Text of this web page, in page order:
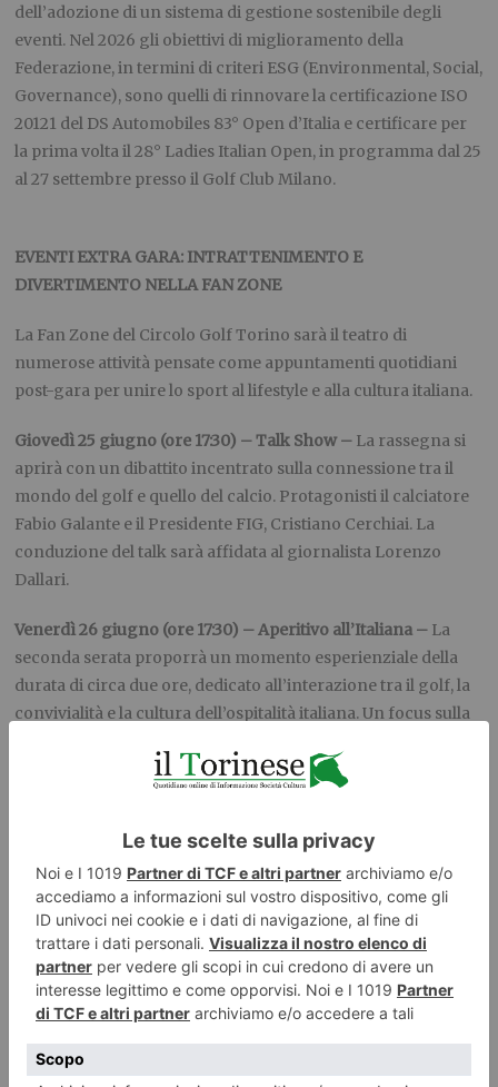
dell’adozione di un sistema di gestione sostenibile degli
eventi. Nel 2026 gli obiettivi di miglioramento della
Federazione, in termini di criteri ESG (Environmental, Social,
Governance), sono quelli di rinnovare la certificazione ISO
20121 del DS Automobiles 83° Open d’Italia e certificare per
la prima volta il 28° Ladies Italian Open, in programma dal 25
al 27 settembre presso il Golf Club Milano.
EVENTI EXTRA GARA: INTRATTENIMENTO E
DIVERTIMENTO NELLA FAN ZONE
La Fan Zone del Circolo Golf Torino sarà il teatro di
numerose attività pensate come appuntamenti quotidiani
post-gara per unire lo sport al lifestyle e alla cultura italiana.
Giovedì 25 giugno (ore 17:30) – Talk Show – La rassegna si
aprirà con un dibattito incentrato sulla connessione tra il
mondo del golf e quello del calcio. Protagonisti il calciatore
Fabio Galante e il Presidente FIG, Cristiano Cerchiai. La
conduzione del talk sarà affidata al giornalista Lorenzo
Dallari.
Venerdì 26 giugno (ore 17:30) – Aperitivo all’Italiana – La
seconda serata proporrà un momento esperienziale della
durata di circa due ore, dedicato all’interazione tra il golf, la
convivialità e la cultura dell’ospitalità italiana. Un focus sulla
responsabile del “bere bene”. L’evento ospiterà un vero e
conduzione di Ilaria Cappuccini.
Sabato 27 giugno (ore 17:30) – Show Cooking – Il palinsesto
si chiuderà il sabato con un evento di un’ora dedicato
all’incontro tra il golf e l’eccellenza della cucina italiana.
L’iniziativa mira a creare un momento iconico ad alto
coinvolgimento popolare e forte impatto comunicativo,
sfruttando linguaggi televisivi e gastronomici facilmente
accessibili per trasformare il Villaggio in un punto di forte